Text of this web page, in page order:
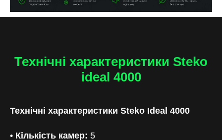
Технічні характеристики Steko
ideal 4000
Технічні характеристики Steko Ideal 4000
• Кількість камер: 5